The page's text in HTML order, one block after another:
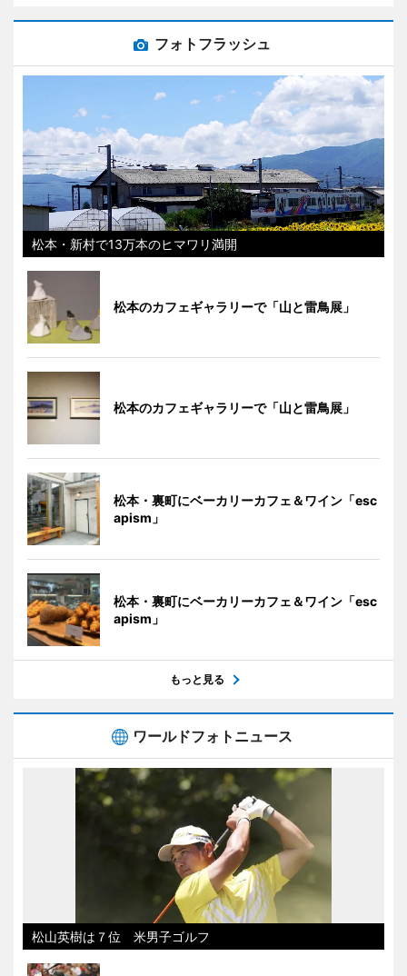
フォトフラッシュ
松本・新村で13万本のヒマワリ満開
松本のカフェギャラリーで「山と雷鳥展」
松本のカフェギャラリーで「山と雷鳥展」
松本・裏町にベーカリーカフェ＆ワイン「esc
apism」
松本・裏町にベーカリーカフェ＆ワイン「esc
apism」
もっと見る
ワールドフォトニュース
松山英樹は７位 米男子ゴルフ